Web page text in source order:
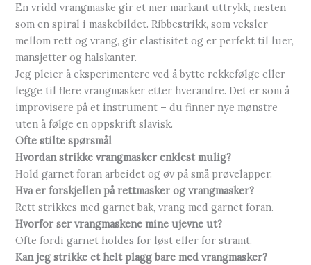
En vridd vrangmaske gir et mer markant uttrykk, nesten
som en spiral i maskebildet. Ribbestrikk, som veksler
mellom rett og vrang, gir elastisitet og er perfekt til luer,
mansjetter og halskanter.
Jeg pleier å eksperimentere ved å bytte rekkefølge eller
legge til flere vrangmasker etter hverandre. Det er som å
improvisere på et instrument – du finner nye mønstre
uten å følge en oppskrift slavisk.
Ofte stilte spørsmål
Hvordan strikke vrangmasker enklest mulig?
Hold garnet foran arbeidet og øv på små prøvelapper.
Hva er forskjellen på rettmasker og vrangmasker?
Rett strikkes med garnet bak, vrang med garnet foran.
Hvorfor ser vrangmaskene mine ujevne ut?
Ofte fordi garnet holdes for løst eller for stramt.
Kan jeg strikke et helt plagg bare med vrangmasker?